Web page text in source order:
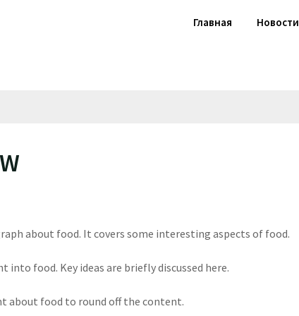
Главная Новости
about food. It covers some interesting aspects of food.
into food. Key ideas are briefly discussed here.
about food to round off the content.